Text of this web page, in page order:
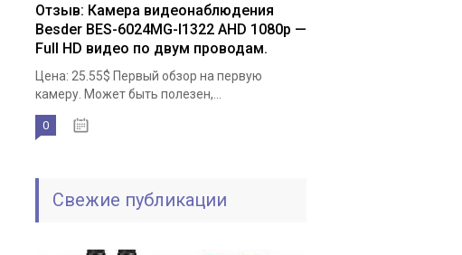
Отзыв: Камера видеонаблюдения
Besder BES-6024MG-I1322 AHD 1080p —
Full HD видео по двум проводам.
Цена: 25.55$ Первый обзор на первую
камеру. Может быть полезен,...
0
Свежие публикации